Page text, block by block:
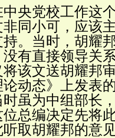
央党校工作这
同小可，应该
。 当时，胡耀
有直接领导关
将该文送胡耀邦
动态》上发表
虽为中组部长
总编决定先将
取胡耀邦的意